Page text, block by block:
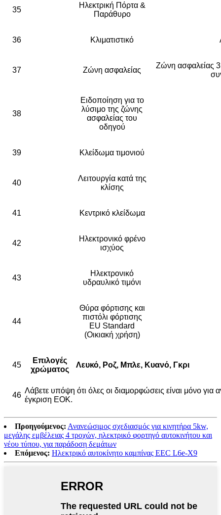
35
Ηλεκτρική Πόρτα &
Παράθυρο
36 Κλιματιστικό
37 Ζώνη ασφαλείας
Ζώνη ασφαλείας 3
38
Ειδοποίηση για το
λύσιμο της ζώνης
ασφαλείας του
οδηγού
39 Κλείδωμα τιμονιού
40
Λειτουργία κατά της
κλίσης
41 Κεντρικό κλείδωμα
42
Ηλεκτρονικό φρένο
ισχύος
43
Ηλεκτρονικό
υδραυλικό τιμόνι
44
Θύρα φόρτισης και
πιστόλι φόρτισης
EU Standard
(Οικιακή χρήση)
45
Επιλογές
χρώματος
Λευκό, Ροζ, Μπλε, Κυανό, Γκρι
46
Λάβετε υπόψη ότι όλες οι διαμορφώσεις είναι μόνο
έγκριση ΕΟΚ.
Προηγούμενος: Ανανεώσιμος σχεδιασμός για κινητήρα 5kw,
μεγάλης εμβέλειας 4 τροχών, ηλεκτρικό φορτηγό αυτοκινήτου και
νέου τύπου, για παράδοση δεμάτων
Επόμενος: Ηλεκτρικό αυτοκίνητο καμπίνας EEC L6e-X9